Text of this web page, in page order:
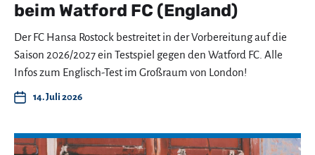
beim Watford FC (England)
Der FC Hansa Rostock bestreitet in der Vorbereitung auf die
Saison 2026/2027 ein Testspiel gegen den Watford FC. Alle
Infos zum Englisch-Test im Großraum von London!
14. Juli 2026